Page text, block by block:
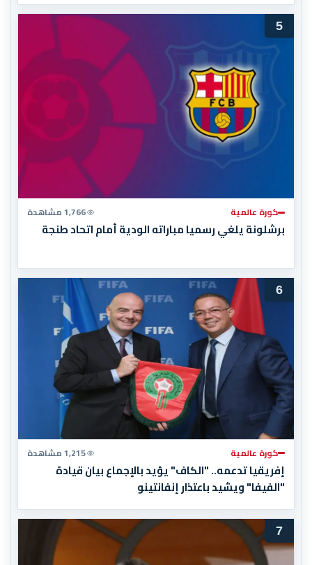
5
كورة عالمية 1,766 مشاهدة
برشلونة يلغي رسميا مباراته الودية أمام اتحاد طنجة
6
كورة عالمية 1,215 مشاهدة
إفريقيا تدعمه.. "الكاف" يؤيد بالإجماع بيان قيادة
"الفيفا" ويشيد باعتذار إنفانتينو
7